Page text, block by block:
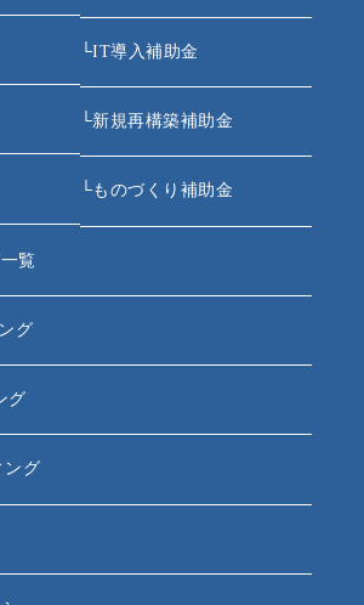
└IT導入補助金
└新規再構築補助金
└ものづくり補助金
覧
グ
グ
ング